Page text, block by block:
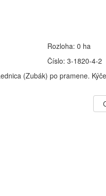
Rozloha:0 ha
Číslo:3-1820-4-2
(Zubák) po pramene.